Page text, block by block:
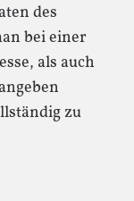
des
bei einer
als auch
zu